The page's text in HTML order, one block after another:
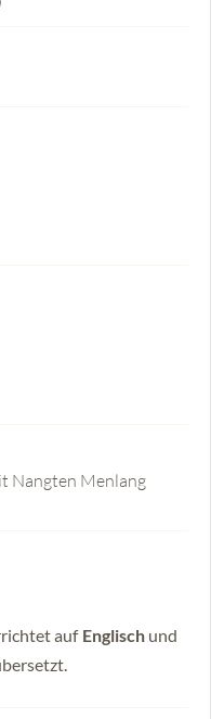
Nangten Menlang
auf Englischund